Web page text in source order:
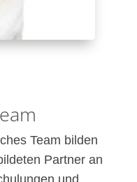
Team bilden
Partner an
und